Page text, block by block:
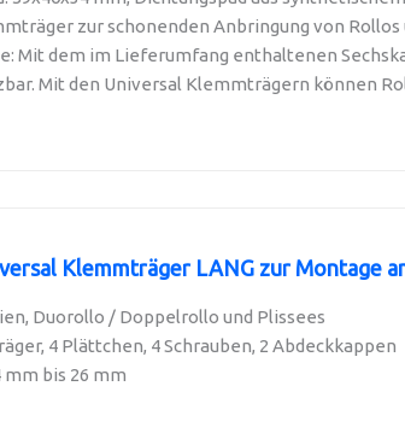
zur schonenden Anbringung von Rollos
Mit dem im Lieferumfang enthaltenen
Mit den Universal Klemmträgern können
Klemmträger LANG zur Montage
Duorollo / Doppelrollo und Plissees
4 Plättchen, 4 Schrauben, 2 Abdeckkappen
bis 26 mm